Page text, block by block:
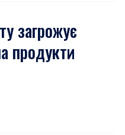
загрожує
продукти